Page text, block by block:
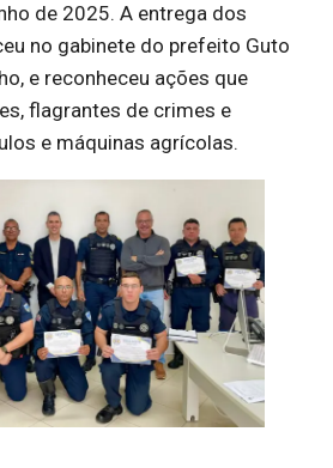
de 2025. A entrega dos
no gabinete do prefeito Guto
e reconheceu ações que
flagrantes de crimes e
e máquinas agrícolas.